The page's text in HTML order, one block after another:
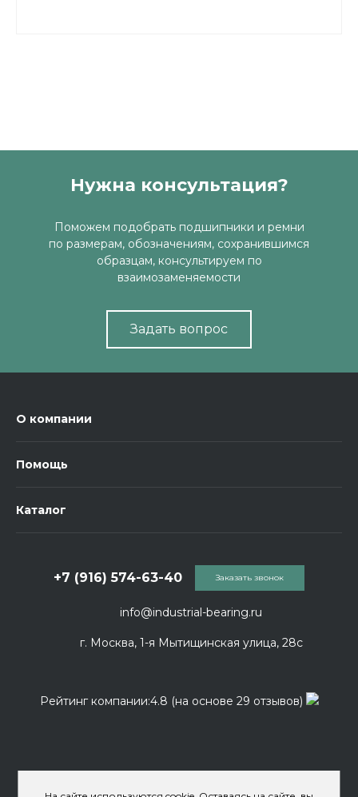
Нужна консультация?
Поможем подобрать подшипники и ремни
по размерам, обозначениям, сохранившимся
образцам, консультируем по
взаимозаменяемости
Задать вопрос
О компании
Помощь
Каталог
info@industrial-bearing.ru
+7 (916) 574-63-40
г. Москва, 1-я Мытищинская улица, 28с
Заказать звонок
Рейтинг компании:4.8 (на основе 29 отзывов)